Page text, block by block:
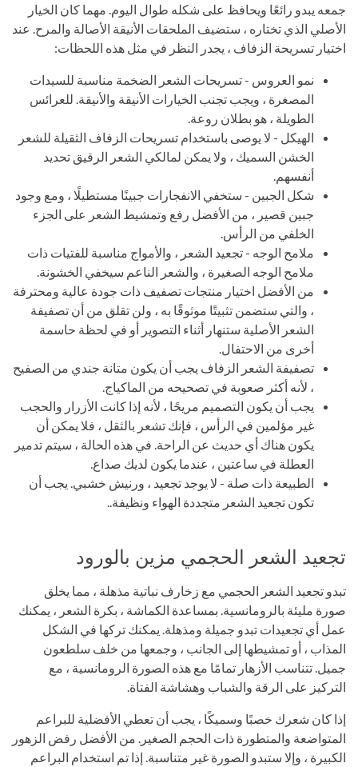
جمعه يبدو رائعًا ويحافظ على شكله طوال اليوم. مهما كان الخيار
الأصلي الذي تختاره ، ستضيف الملحقات الأنيقة الأصالة والمرح. عند
اختيار تسريحة الزفاف ، يجدر النظر في مثل هذه اللحظات:
نمو العروس - تسريحات الشعر الضخمة مناسبة للسيدات
المصغرة ، ويجب تجنب الخيارات الأنيقة والأنيقة. للعرائس
الطويلة ، هو بطلان روعة.
الهيكل - لا يوصى باستخدام تسريحات الزفاف الثقيلة للشعر
الخشن السميك ، ولا يمكن لمالكي الشعر الرقيق تحديد
أنفسهم.
شكل الجبين - ستخفي الانفجارات جبينًا مستطيلًا ، ومع وجود
جبين قصير ، من الأفضل رفع وتمشيط الشعر على الجزء
الخلفي من الرأس.
ملامح الوجه - تجعيد الشعر ، والأمواج مناسبة للفتيات ذات
ملامح الوجه الصغيرة ، والشعر الناعم سيخفي الخشونة.
من الأفضل اختيار منتجات تصفيف ذات جودة عالية ومحترفة
، والتي ستضمن تثبيتًا موثوقًا به ، ولن تقلق من أن تصفيفة
الشعر الأصلية ستنهار أثناء التصوير أو في لحظة حاسمة
أخرى من الاحتفال.
تصفيفة الشعر الزفاف يجب أن يكون متانة جندي من الصفيح
، لأنه أكثر صعوبة في تصحيحه من الماكياج.
يجب أن يكون التصميم مريحًا ، لأنه إذا كانت الأزرار والحجب
غير مؤلمين في الرأس ، فإنك تشعر بالثقل ، فلا يمكن أن
يكون هناك أي حديث عن الراحة. في هذه الحالة ، سيتم تدمير
العطلة في ساعتين ، عندما يكون لديك صداع.
الطبيعة ذات صلة - لا يوجد تجعيد ، ورنيش خشبي. يجب أن
تكون تجعيد الشعر متجددة الهواء ونظيفة..
تجعيد الشعر الحجمي مزين بالورود
تبدو تجعيد الشعر الحجمي مع زخارف نباتية مذهلة ، مما يخلق
صورة مليئة بالرومانسية. بمساعدة الكماشة ، بكرة الشعر ، يمكنك
عمل أي تجعيدات تبدو جميلة ومذهلة. يمكنك تركها في الشكل
المذاب ، أو تمشيطها إلى الجانب ، وجمعها من خلف سلطعون
جميل. تتناسب الأزهار تمامًا مع هذه الصورة الرومانسية ، مع
التركيز على الرقة والشباب وهشاشة الفتاة.
إذا كان شعرك خصبًا وسميكًا ، يجب أن تعطي الأفضلية للبراعم
المتواضعة والمتطورة ذات الحجم الصغير. من الأفضل رفض الزهور
الكبيرة ، وإلا ستبدو الصورة غير متناسبة. إذا تم استخدام البراعم